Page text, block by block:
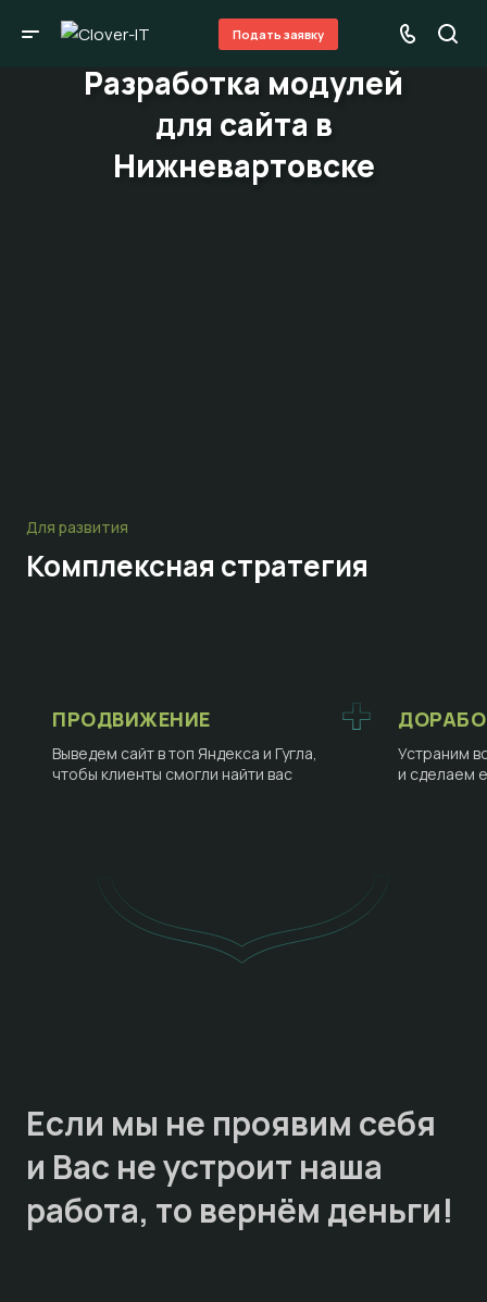
Подать заявку
Разработка модулей
для сайта в
Нижневартовске
Для развития
Комплексная стратегия
ПРОДВИЖЕНИЕ
Выведем сайт в топ Яндекса и Гугла,
чтобы клиенты смогли найти вас
Устраним
и сделаем
Если мы не проявим себя
и Вас не устроит наша
работа, то вернём деньги!